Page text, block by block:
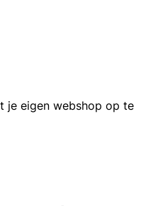
je eigen webshop op te